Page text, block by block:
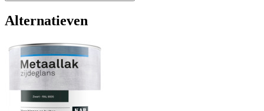
Alternatieven